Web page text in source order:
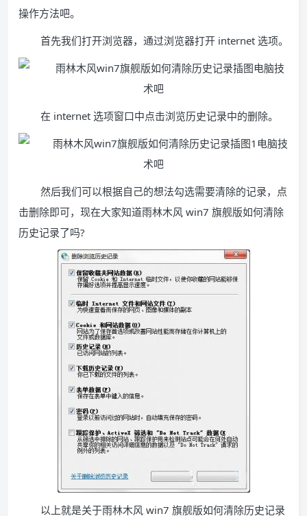
操作方法吧。
首先我们打开浏览器，通过浏览器打开 internet 选项。
在 internet 选项窗口中点击浏览历史记录中的删除。
然后我们可以根据自己的想法勾选需要清除的记录，点
击删除即可，现在大家知道雨林木风 win7 旗舰版如何清除
历史记录了吗?
以上就是关于雨林木风 win7 旗舰版如何清除历史记录